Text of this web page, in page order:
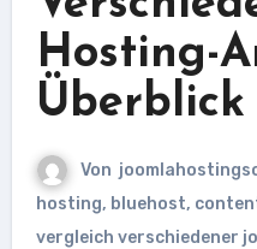
Hosting-
Überblick
Von
hosting, bluehost,
vergleich verschiedener